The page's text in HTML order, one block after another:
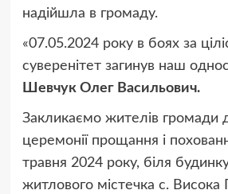
надійшла в громаду.
«07.05.2024 року в боях за
суверенітет загинув наш
Шевчук Олег Васильович.
Закликаємо жителів громади
церемонії прощання і
травня 2024 року, біля
житлового містечка с. Висока